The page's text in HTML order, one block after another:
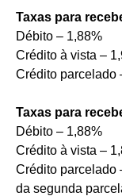
Taxas para
Débito – 1,88%
Crédito à vista –
Crédito parcelado
Taxas para
Débito – 1,88%
Crédito à vista –
Crédito parcelado
da segunda